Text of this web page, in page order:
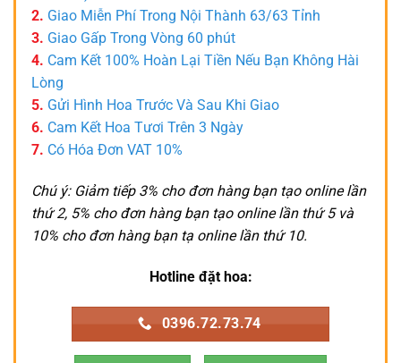
2. Giao Miễn Phí Trong Nội Thành 63/63 Tỉnh
3. Giao Gấp Trong Vòng 60 phút
4. Cam Kết 100% Hoàn Lại Tiền Nếu Bạn Không Hài
Lòng
5. Gửi Hình Hoa Trước Và Sau Khi Giao
6. Cam Kết Hoa Tươi Trên 3 Ngày
7. Có Hóa Đơn VAT 10%
Chú ý: Giảm tiếp 3% cho đơn hàng bạn tạo online lần
thứ 2, 5% cho đơn hàng bạn tạo online lần thứ 5 và
10% cho đơn hàng bạn tạ online lần thứ 10.
Hotline đặt hoa:
0396.72.73.74